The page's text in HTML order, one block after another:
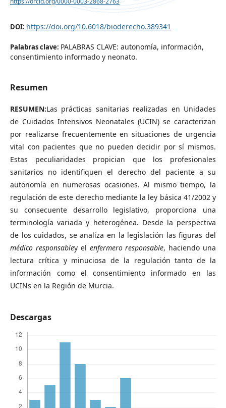
DOI: https://doi.org/10.6018/bioderecho.389341
Palabras clave: PALABRAS CLAVE: autonomía, información,
consentimiento informado y neonato.
Resumen
RESUMEN:Las prácticas sanitarias realizadas en Unidades
de Cuidados Intensivos Neonatales (UCIN) se caracterizan
por realizarse frecuentemente en situaciones de urgencia
vital con pacientes que no pueden decidir por sí mismos.
Estas peculiaridades propician que los profesionales
sanitarios no identifiquen el derecho del paciente a su
autonomía en numerosas ocasiones. Al mismo tiempo, la
regulación de este derecho mediante la ley básica 41/2002 y
su consecuente desarrollo legislativo, proporciona una
terminología variada y heterogénea. Desde la perspectiva
de los cuidados, se analiza en la legislación las figuras del
médico responsabley el enfermero responsable, haciendo una
lectura crítica y minuciosa de la regulación tanto de la
información como el consentimiento informado en las
UCINs en la Región de Murcia.
Descargas